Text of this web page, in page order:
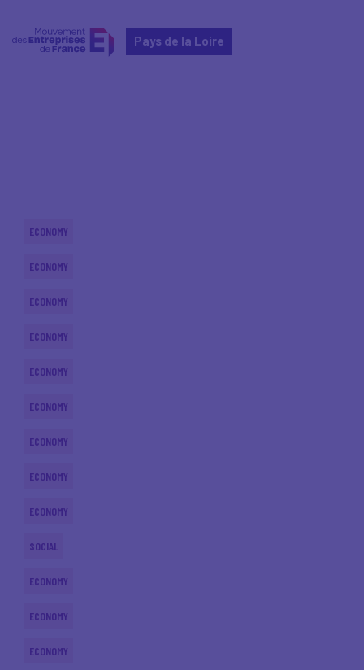
Pays de la Loire
ECONOMY
ECONOMY
ECONOMY
ECONOMY
ECONOMY
ECONOMY
ECONOMY
ECONOMY
ECONOMY
SOCIAL
ECONOMY
ECONOMY
ECONOMY